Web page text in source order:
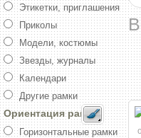
Этикетки, приглашения
Приколы
Модели, костюмы
Звезды, журналы
Календари
Другие рамки
Ориентация рамки
Горизонтальные рамки